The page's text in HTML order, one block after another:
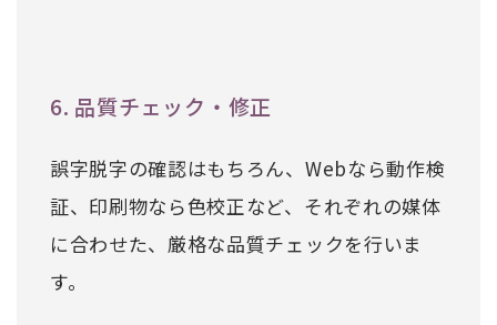
6. 品質チェック・修正
誤字脱字の確認はもちろん、Webなら動作検
証、印刷物なら色校正など、それぞれの媒体
に合わせた、厳格な品質チェックを行いま
す。